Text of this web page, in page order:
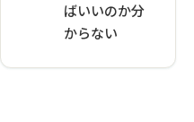
ばいいのか分
からない